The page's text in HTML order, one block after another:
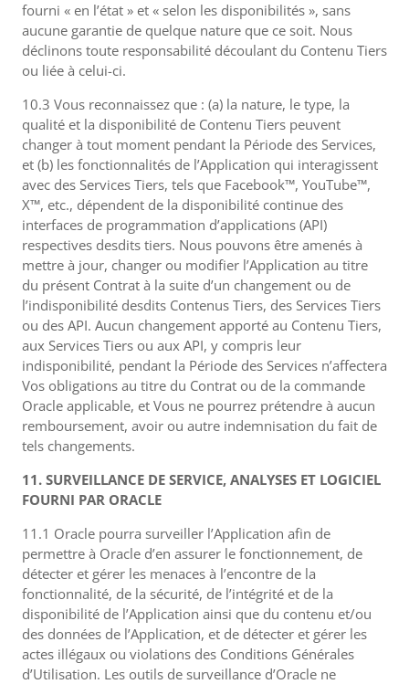
fourni « en l’état » et « selon les disponibilités », sans
aucune garantie de quelque nature que ce soit. Nous
déclinons toute responsabilité découlant du Contenu Tiers
ou liée à celui-ci.
10.3 Vous reconnaissez que : (a) la nature, le type, la
qualité et la disponibilité de Contenu Tiers peuvent
changer à tout moment pendant la Période des Services,
et (b) les fonctionnalités de l’Application qui interagissent
avec des Services Tiers, tels que Facebook™, YouTube™,
X™, etc., dépendent de la disponibilité continue des
interfaces de programmation d’applications (API)
respectives desdits tiers. Nous pouvons être amenés à
mettre à jour, changer ou modifier l’Application au titre
du présent Contrat à la suite d’un changement ou de
l’indisponibilité desdits Contenus Tiers, des Services Tiers
ou des API. Aucun changement apporté au Contenu Tiers,
aux Services Tiers ou aux API, y compris leur
indisponibilité, pendant la Période des Services n’affectera
Vos obligations au titre du Contrat ou de la commande
Oracle applicable, et Vous ne pourrez prétendre à aucun
remboursement, avoir ou autre indemnisation du fait de
tels changements.
11. SURVEILLANCE DE SERVICE, ANALYSES ET LOGICIEL
FOURNI PAR ORACLE
11.1 Oracle pourra surveiller l’Application afin de
permettre à Oracle d’en assurer le fonctionnement, de
détecter et gérer les menaces à l’encontre de la
fonctionnalité, de la sécurité, de l’intégrité et de la
disponibilité de l’Application ainsi que du contenu et/ou
des données de l’Application, et de détecter et gérer les
actes illégaux ou violations des Conditions Générales
d’Utilisation. Les outils de surveillance d’Oracle ne